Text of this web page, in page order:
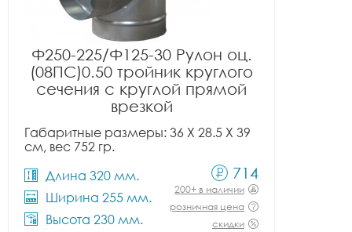
Ф250-225/Ф125-30 Рулон оц.
(08ПС)0.50 тройник круглого
сечения с круглой прямой
врезкой
Габаритные размеры: 36 X 28.5 X 39
см, вес 752 гр.
Длина 320 мм.
Ширина 255 мм.
Высота 230 мм.
714
200+ в наличии
розничная цена
скидки